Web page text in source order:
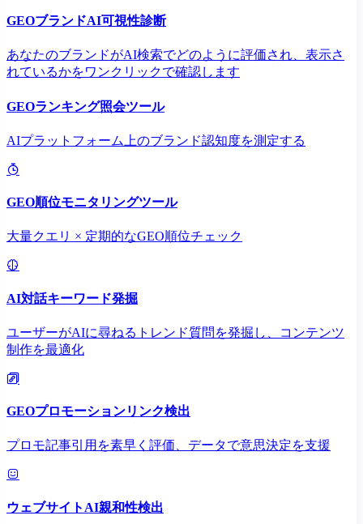
GEOブランドAI可視性診断
あなたのブランドがAI検索でどのように評価され、表示さ
れているかをワンクリックで確認します
GEOランキング照会ツール
AIプラットフォーム上のブランド認知度を測定する
GEO順位モニタリングツール
大量クエリ × 定期的なGEO順位チェック
AI対話キーワード発掘
ユーザーがAIに尋ねるトレンド質問を発掘し、コンテンツ
制作を最適化
GEOプロモーションリンク検出
プロモ記事引用を素早く評価、データで意思決定を支援
ウェブサイトAI親和性検出